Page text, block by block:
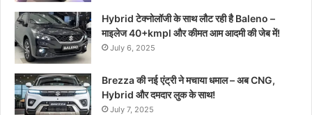
Hybrid टेक्नोलॉजी के साथ लौट रही है Baleno –
माइलेज 40+kmpl और कीमत आम आदमी की जेब में!
July 6, 2025
Brezza की नई एंट्री ने मचाया धमाल – अब CNG,
Hybrid और दमदार लुक के साथ!
July 7, 2025